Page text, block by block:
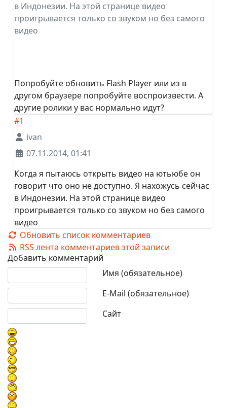
в Индонезии. На этой странице видео
проигрывается только со звуком но без самого
видео
Попробуйте обновить Flash Player или из в
другом браузере попробуйте воспроизвести. А
другие ролики у вас нормально идут?
#1
ivan
07.11.2014, 01:41
Когда я пытаюсь открыть видео на ютьюбе он
говорит что оно не доступно. Я нахожусь сейчас
в Индонезии. На этой странице видео
проигрывается только со звуком но без самого
видео
Обновить список комментариев
RSS лента комментариев этой записи
Добавить комментарий
Имя (обязательное)
E-Mail (обязательное)
Сайт
Текст комментария